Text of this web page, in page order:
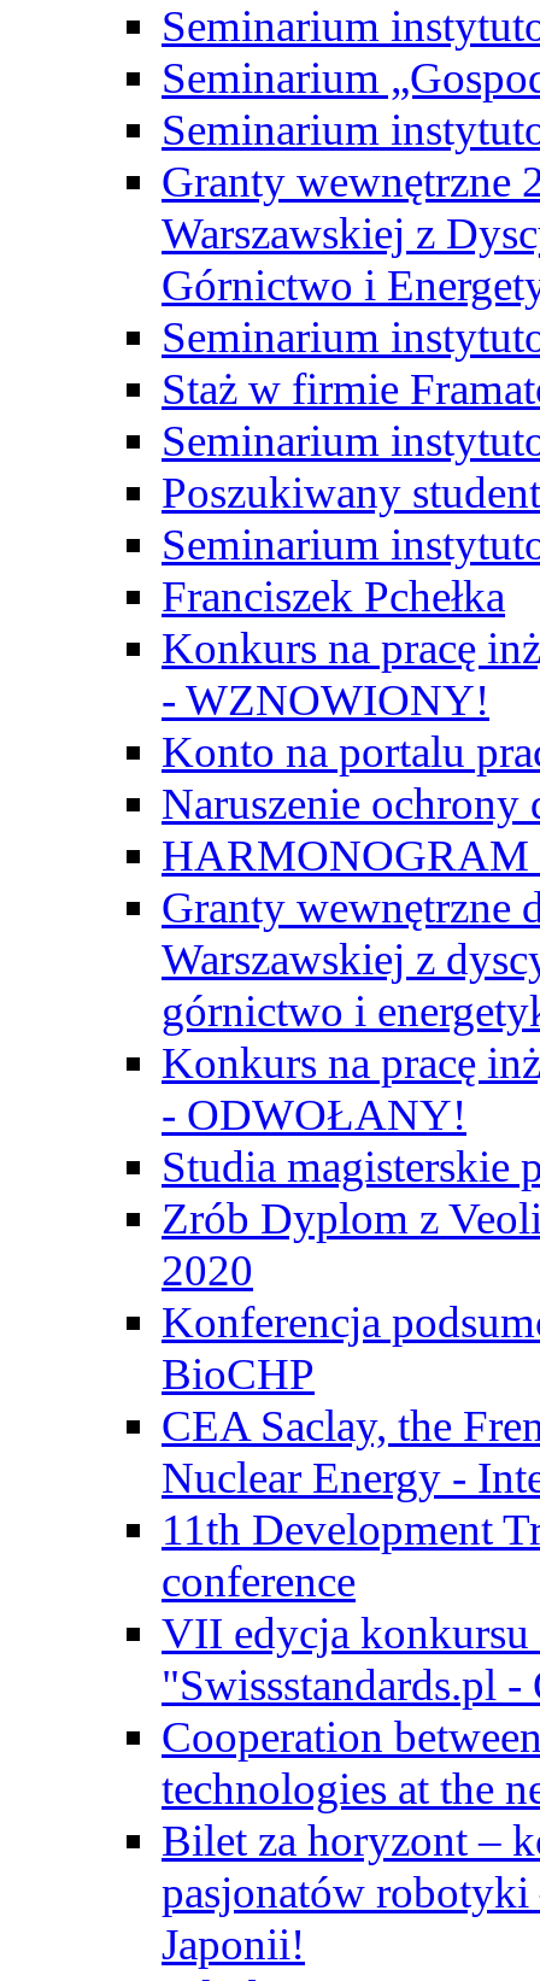
Seminarium
Seminarium
Seminarium
Granty wewnętrzne
Warszawskiej z
Górnictwo i
Seminarium
Staż w firmie
Seminarium
Poszukiwany
Seminarium
Franciszek Pchełka
Konkurs na pracę
- WZNOWIONY!
Konto na portalu
Naruszenie ochrony
Granty wewnętrzne
Warszawskiej z
górnictwo i
Konkurs na pracę
- ODWOŁANY!
Studia magisterskie
Zrób Dyplom z
2020
Konferencja
BioCHP
CEA Saclay, the
Nuclear Energy -
11th Development
conference
VII edycja konkursu
"Swissstandards.pl
Cooperation
technologies at the
Bilet za horyzont –
pasjonatów
Japonii!